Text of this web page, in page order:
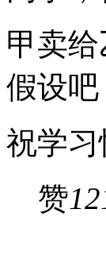
甲卖
假设
祝学习
赞